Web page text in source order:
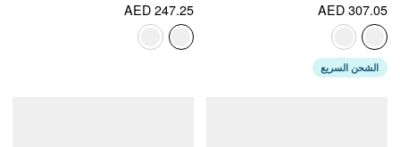
AED 307.05
الشحن السريع
AED 247.25